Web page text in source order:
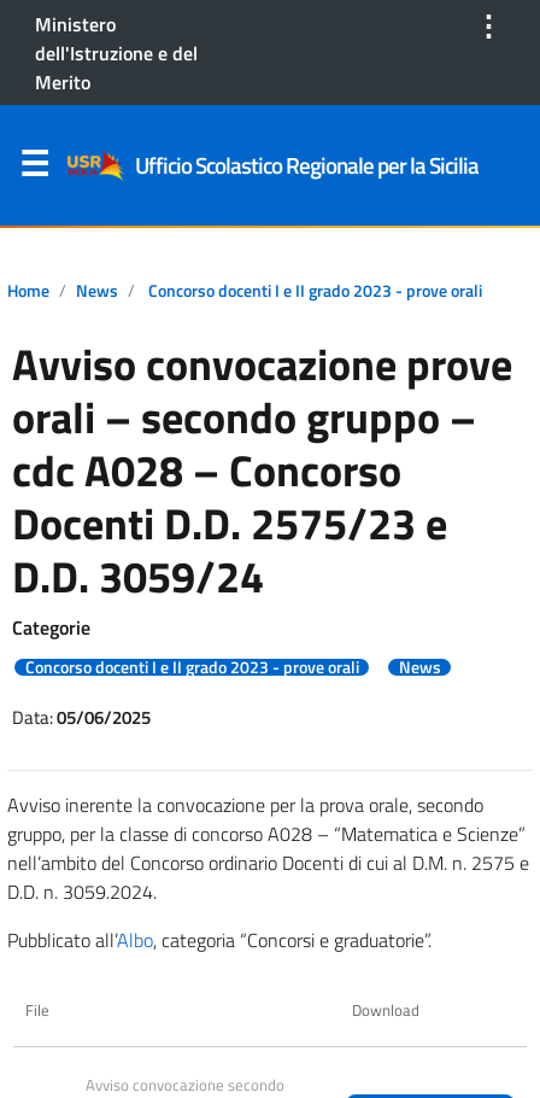
Ministero
dell'Istruzione e del
Merito
⋮
Ufficio Scolastico Regionale per la Sicilia
Home News Concorso docenti I e II grado 2023 - prove orali
Avviso convocazione prove
orali – secondo gruppo –
cdc A028 – Concorso
Docenti D.D. 2575/23 e
D.D. 3059/24
Categorie
Concorso docenti I e II grado 2023 - prove orali News
Data:05/06/2025
Avviso inerente la convocazione per la prova orale, secondo
gruppo, per la classe di concorso A028 – “Matematica e Scienze”
nell’ambito del Concorso ordinario Docenti di cui al D.M. n. 2575 e
D.D. n. 3059.2024.
Pubblicato all’Albo, categoria “Concorsi e graduatorie”.
File Download
Avviso convocazione secondo